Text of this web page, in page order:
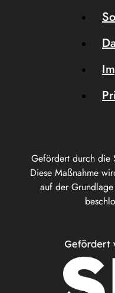
Gefördert durch die
Diese Maßnahme
auf der